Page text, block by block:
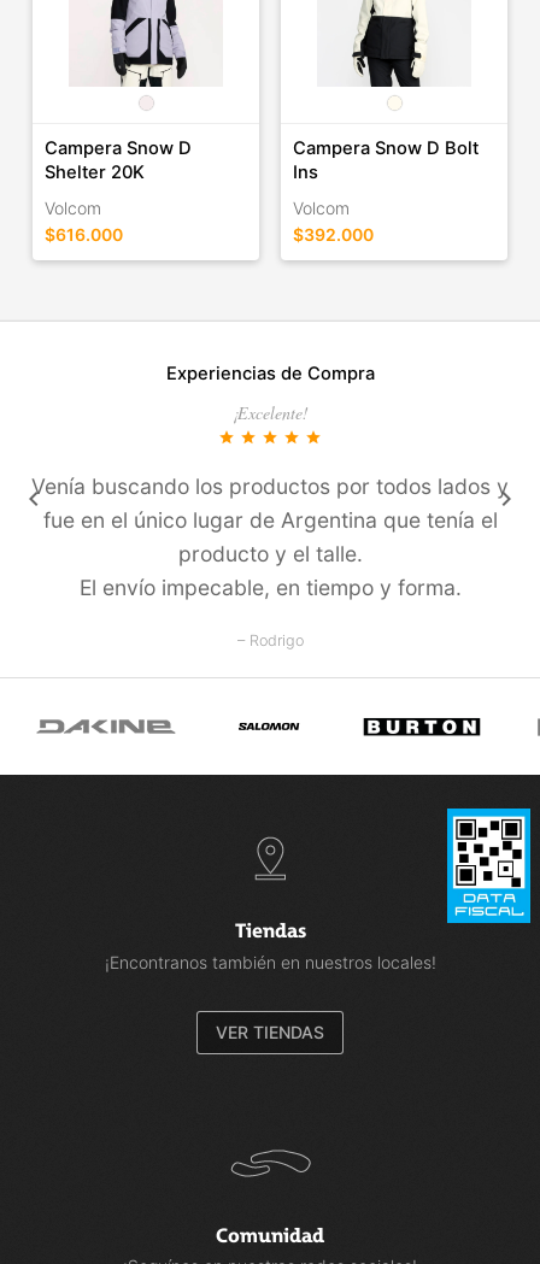
Campera Snow D
Shelter 20K
Volcom
$616.000
Campera Snow D Bolt
Ins
Volcom
$392.000
Experiencias de Compra
¡Excelente!
star star star star star
Venía buscando los productos por todos lados y
fue en el único lugar de Argentina que tení­a el
producto y el talle.
El enví­o impecable, en tiempo y forma.
– Rodrigo
keyboard_arrow_left keyboard_arrow_right
Tiendas
¡Encontranos también en nuestros locales!
VER TIENDAS
Comunidad